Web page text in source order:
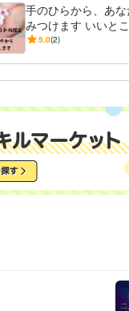
手のひらから、あな
みつけます いいと
手相鑑定☆自分を
5.0(2)